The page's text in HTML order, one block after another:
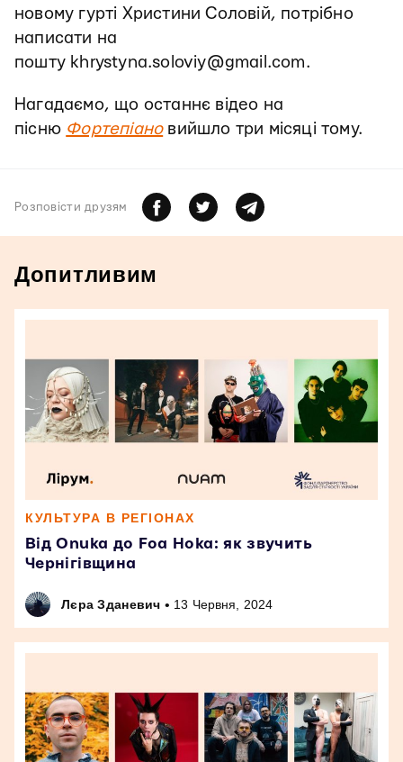
новому гурті Христини Соловій, потрібно
написати на
пошту khrystyna.soloviy@gmail.com.
Нагадаємо, що останнє відео на
пісню Фортепіано вийшло три місяці тому.
Розповiсти друзям
Допитливим
КУЛЬТУРА В РЕГІОНАХ
Від Onuka до Foa Hoka: як звучить
Чернігівщина
Лєра Зданевич • 13 Червня, 2024